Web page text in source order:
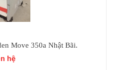
Move 350a Nhật Bãi.
hệ